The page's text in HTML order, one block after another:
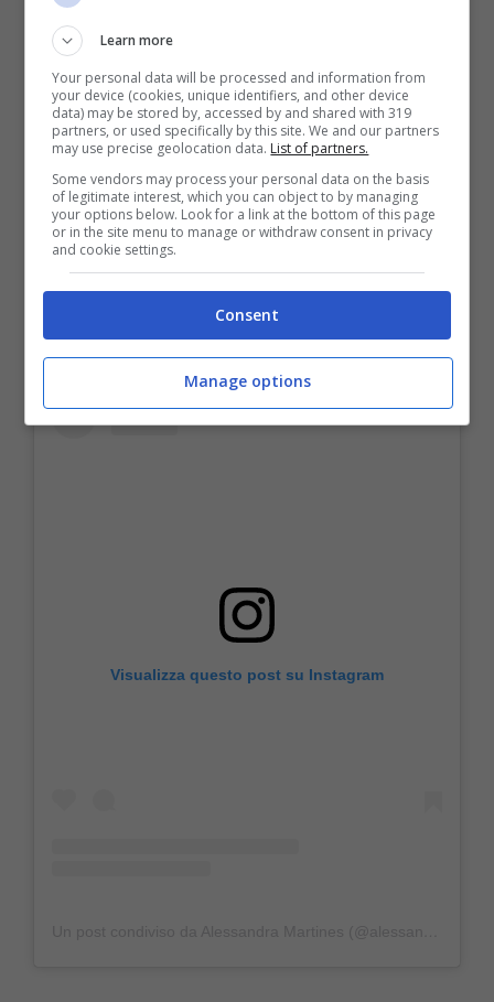
me».
La primogenitaStella, oggi 22enne,
invece, è nata dal matrimonio con il
regista francese Claude Lelouch,26 anni
più grande di lei. Nel 2018, sempre ai
microfoni di Domenica In, la Martines
aveva detto:
Visualizza questo post su Instagram
Learn more
Your personal data will be processed and information from
your device (cookies, unique identifiers, and other device
data) may be stored by, accessed by and shared with 319
partners, or used specifically by this site. We and our partners
may use precise geolocation data. List of partners.
Some vendors may process your personal data on the basis
of legitimate interest, which you can object to by managing
your options below. Look for a link at the bottom of this page
or in the site menu to manage or withdraw consent in privacy
and cookie settings.
Consent
Manage options